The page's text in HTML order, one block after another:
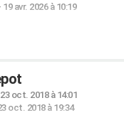
19 avr. 2026 à 10:19
23 oct. 2018 à 14:01
oct. 2018 à 19:34